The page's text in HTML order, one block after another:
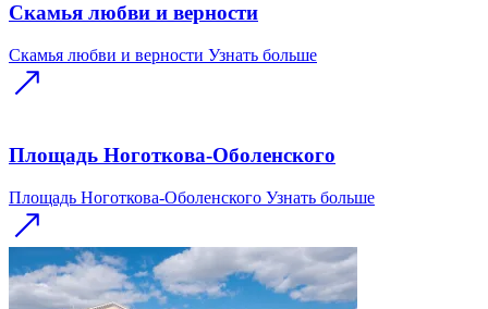
Скамья любви и верности
Скамья любви и верности Узнать больше
Площадь Ноготкова-Оболенского
Площадь Ноготкова-Оболенского Узнать больше